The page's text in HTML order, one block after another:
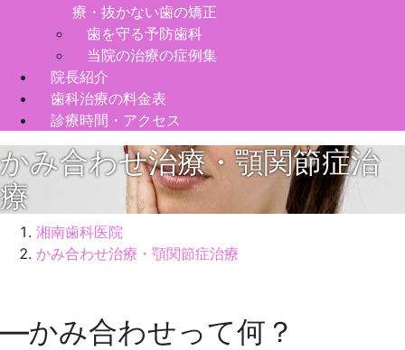
療・抜かない歯の矯正
歯を守る予防歯科
当院の治療の症例集
院長紹介
歯科治療の料金表
診療時間・アクセス
かみ合わせ治療・顎関節症治
療
湘南歯科医院
かみ合わせ治療・顎関節症治療
10
―かみ合わせって何？